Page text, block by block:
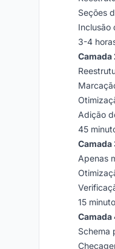
Seções
Inclusão
3-4
Adição
45
Camada
Apenas
15
Camada
Schema